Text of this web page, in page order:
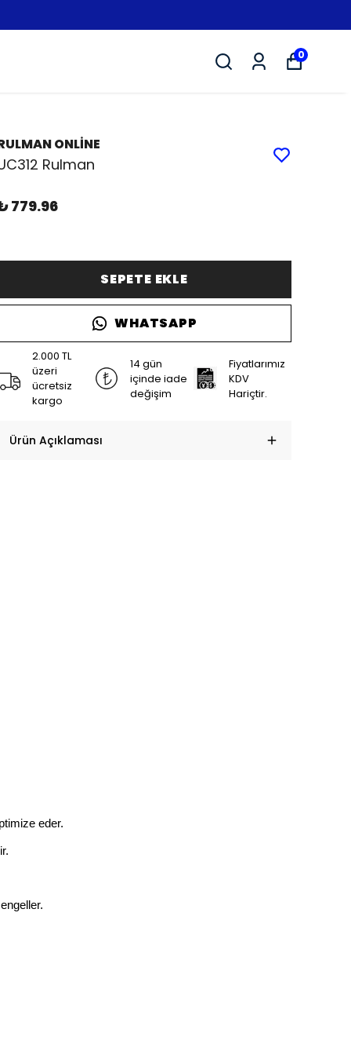
0
ONLİNE
Rulman
779.96
SEPETE EKLE
WHATSAPP
2.000 TL
üzeri
ücretsiz
kargo
14 gün
içinde iade
değişim
Fiyatlarımız
KDV
Hariçtir.
Ürün Açıklaması
eder.